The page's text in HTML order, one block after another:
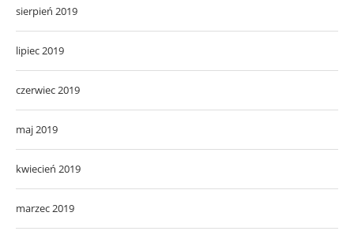
sierpień 2019
lipiec 2019
czerwiec 2019
maj 2019
kwiecień 2019
marzec 2019